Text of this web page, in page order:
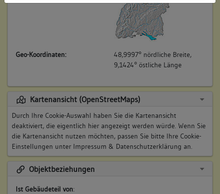
Geo-Koordinaten:
48,9997° nördliche Breite,
9,1424° östliche Länge
Kartenansicht (OpenStreetMaps)
Durch Ihre Cookie-Auswahl haben Sie die Kartenansicht
deaktiviert, die eigentlich hier angezeigt werden würde. Wenn Sie
die Kartenansicht nutzen möchten, passen Sie bitte Ihre Cookie-
Einstellungen unter Impressum & Datenschutzerklärung an.
Objektbeziehungen
Ist Gebäudeteil von: